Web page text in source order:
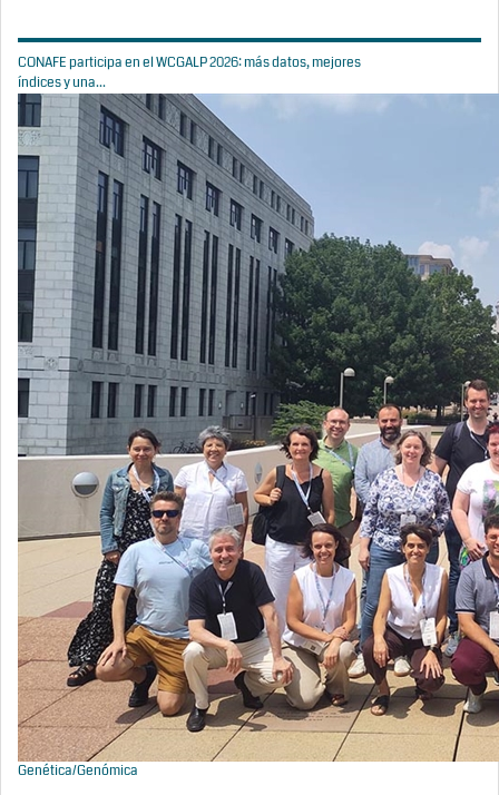
CONAFE participa en el WCGALP 2026: más datos, mejores
índices y una...
Genética/Genómica